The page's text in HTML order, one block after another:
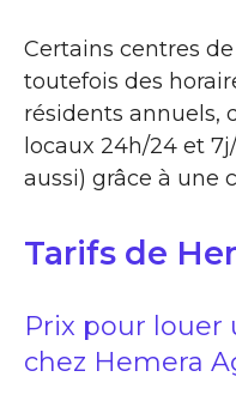
Certains centres
toutefois des
résidents annuels,
locaux 24h/24 et
aussi) grâce à une
Tarifs de
Prix pour louer
chez Hemera